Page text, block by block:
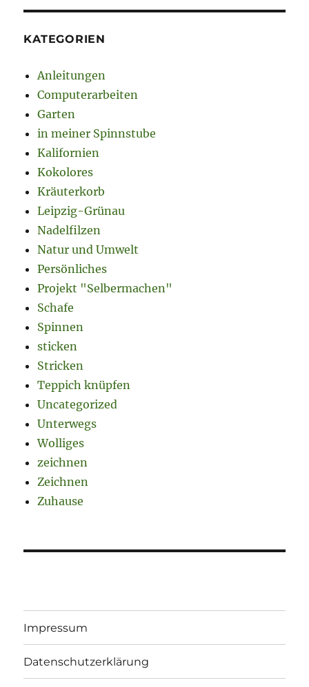
KATEGORIEN
Anleitungen
Computerarbeiten
Garten
in meiner Spinnstube
Kalifornien
Kokolores
Kräuterkorb
Leipzig-Grünau
Nadelfilzen
Natur und Umwelt
Persönliches
Projekt "Selbermachen"
Schafe
Spinnen
sticken
Stricken
Teppich knüpfen
Uncategorized
Unterwegs
Wolliges
zeichnen
Zeichnen
Zuhause
Impressum
Datenschutzerklärung